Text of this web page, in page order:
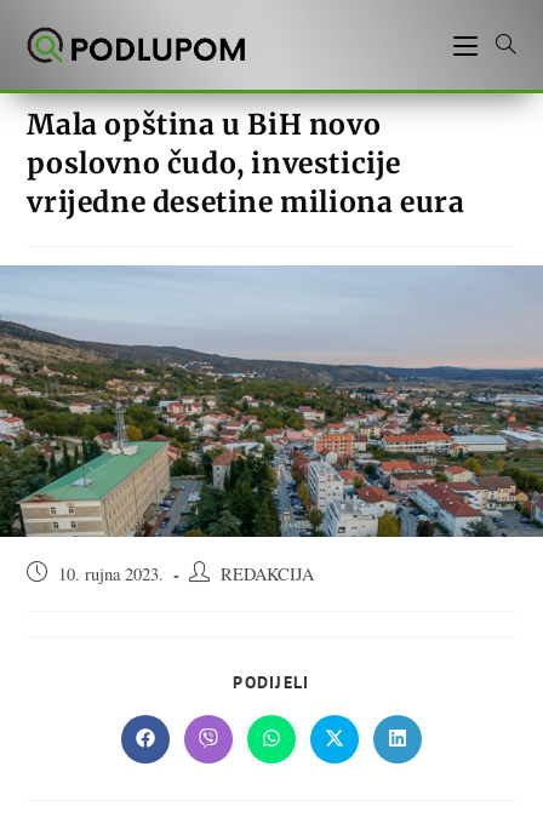
Mala opština u BiH novo
poslovno čudo, investicije
vrijedne desetine miliona eura
Objava10. rujna 2023.
AutorREDAKCIJA
PODIJELI
CONTENT
Opens
in
Opens
in
Opens
in
Opens
in
Opens
in